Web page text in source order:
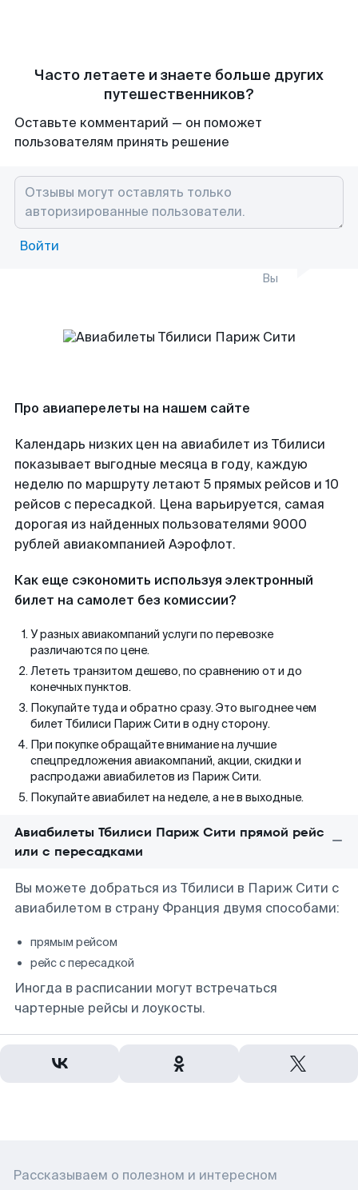
Часто летаете и знаете больше других
путешественников?
Оставьте комментарий — он поможет
пользователям принять решение
Войти
Вы
Про авиаперелеты на нашем сайте
Календарь низких цен на авиабилет из Тбилиси
показывает выгодные месяца в году, каждую
неделю по маршруту летают 5 прямых рейсов и 10
рейсов с пересадкой. Цена варьируется, самая
дорогая из найденных пользователями 9000
рублей авиакомпанией Аэрофлот.
Как еще сэкономить используя электронный
билет на самолет без комиссии?
У разных авиакомпаний услуги по перевозке
различаются по цене.
Лететь транзитом дешево, по сравнению от и до
конечных пунктов.
Покупайте туда и обратно сразу. Это выгоднее чем
билет Тбилиси Париж Сити в одну сторону.
При покупке обращайте внимание на лучшие
спецпредложения авиакомпаний, акции, скидки и
распродажи авиабилетов из Париж Сити.
Покупайте авиабилет на неделе, а не в выходные.
Авиабилеты Тбилиси Париж Сити прямой рейс
или с пересадками
Вы можете добраться из Тбилиси в Париж Сити с
авиабилетом в страну Франция двумя способами:
прямым рейсом
рейс с пересадкой
Иногда в расписании могут встречаться
чартерные рейсы и лоукосты.
Рассказываем о полезном и интересном